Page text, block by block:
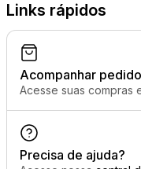
Links rápidos
Acompanhar pedido
Acesse suas compras
Precisa de ajuda?